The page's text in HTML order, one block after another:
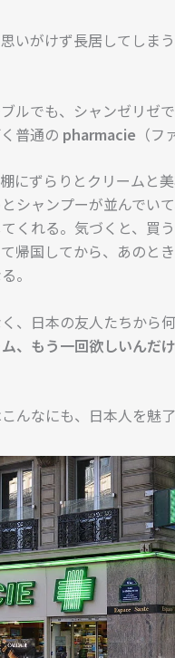
いがけず長居してしま
ルでも、シャンゼリゼ
普通の pharmacie （
にずらりとクリームと
シャンプーが並んでい
くれる。気づくと、買
帰国してから、あのと
。
、日本の友人たちから
、もう一回欲しいんだ
んなにも、日本人を魅